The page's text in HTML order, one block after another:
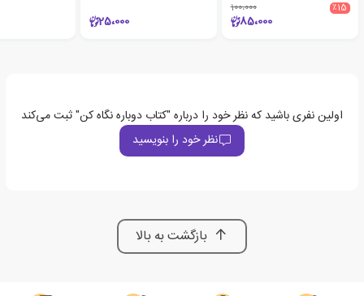
٪15 100،000
85،000 25،000
اولین نفری باشید که نظر خود را درباره "کتاب دوباره نگاه کن" ثبت می‌کند
نظر خود را بنویسید
بازگشت به بالا